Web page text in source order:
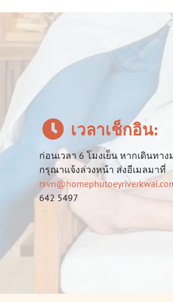
เวลาเช็กอิน:
ก่อนเวลา 6 โมงเย็น หากเดินทา
กรุณาแจ้งล่วงหน้า ส่งอีเมลมาที่
642 5497